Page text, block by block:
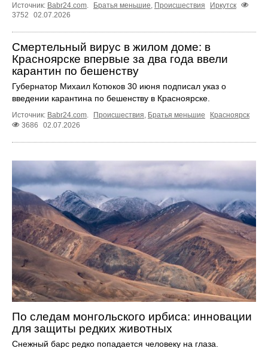
Источник: Babr24.com Братья меньшие Происшествия
Иркутск
3752
02.07.2026
Смертельный вирус в жилом доме: в
Красноярске впервые за два года ввели
карантин по бешенству
Губернатор Михаил Котюков 30 июня подписал указ о
введении карантина по бешенству в Красноярске.
Источник: Babr24.com Происшествия Братья меньшие
Красноярск
3686
02.07.2026
По следам монгольского ирбиса: инновации
для защиты редких животных
Снежный барс редко попадается человеку на глаза.